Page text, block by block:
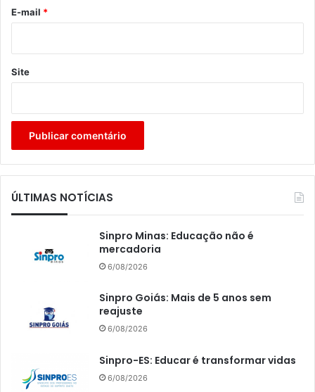
*
E-mail *
Site
ÚLTIMAS NOTÍCIAS
Sinpro Minas: Educação não é
mercadoria
6/08/2026
Sinpro Goiás: Mais de 5 anos sem
reajuste
6/08/2026
Sinpro-ES: Educar é transformar vidas
6/08/2026